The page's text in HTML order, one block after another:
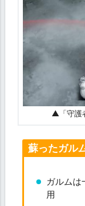
▲「守護
蘇ったガル
ガルムは
用